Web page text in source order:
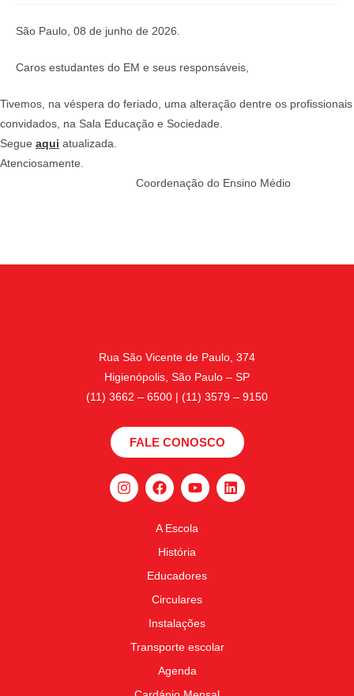
São Paulo, 08 de junho de 2026.
Caros estudantes do EM e seus responsáveis,
Tivemos, na véspera do feriado, uma alteração dentre os profissionais
convidados, na Sala Educação e Sociedade.
Segue aqui atualizada.
Atenciosamente.
Coordenação do Ensino Médio
Rua São Vicente de Paulo, 374
Higienópolis, São Paulo – SP
(11) 3662 – 6500 | (11) 3579 – 9150
FALE CONOSCO
A Escola
História
Educadores
Circulares
Instalações
Transporte escolar
Agenda